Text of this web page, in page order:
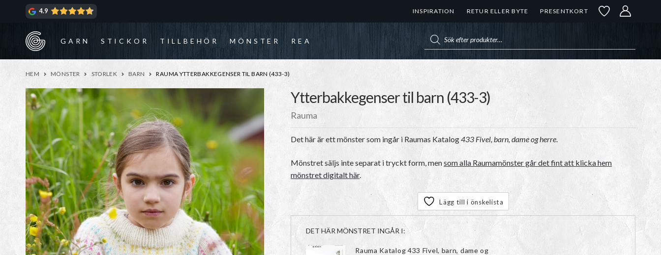
4.9 INSPIRATION RETUR ELLER BYTE PRESENTKORT
GARN STICKOR TILLBEHÖR MÖNSTER REA
HEM MÖNSTER STORLEK BARN RAUMA YTTERBAKKEGENSER TIL BARN (433-3)
Ytterbakkegenser til barn (433-3)
Rauma
Det här är ett mönster som ingår i Raumas Katalog433 Fivel, barn, dame og herre.
Mönstret säljs inte separat i tryckt form, mensom alla Raumamönster går det fint att klicka hem
mönstret digitalt här.
Lägg till i önskelista
DET HÄR MÖNSTRET INGÅR I:
Rauma Katalog 433 Fivel, barn, dame og